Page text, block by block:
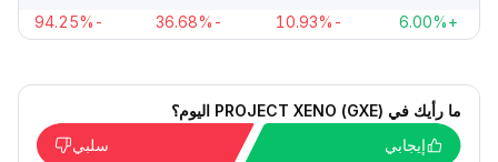
+6.00%
-10.93%
-36.68%
-94.25%
ما رأيك في PROJECT XENO (GXE) اليوم؟
إيجابي
سلبي